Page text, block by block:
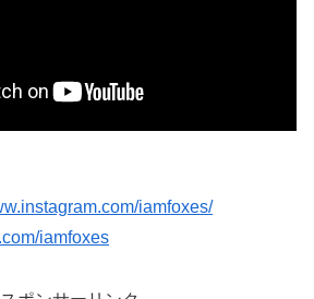
iamfoxes/
iamfoxes